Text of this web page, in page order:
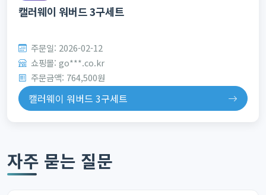
캘러웨이 워버드 3구세트
주문일: 2026-02-12
쇼핑몰: go***.co.kr
주문금액: 764,500원
캘러웨이 워버드 3구세트
자주 묻는 질문